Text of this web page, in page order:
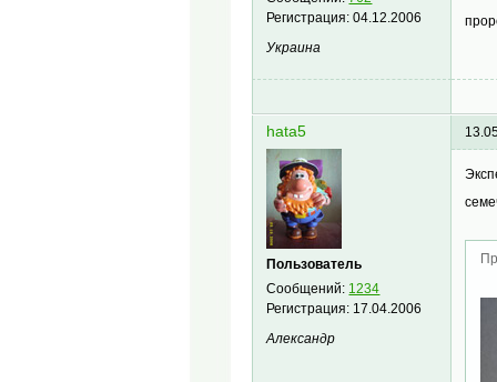
Регистрация:04.12.2006
Украина
hata5
Пользователь
Сообщений: 1234
Регистрация: 17.04.2006
Александр